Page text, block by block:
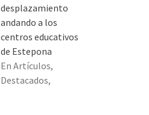
desplazamiento
andando a los
centros educativos
de Estepona
En Artículos,
Destacados,